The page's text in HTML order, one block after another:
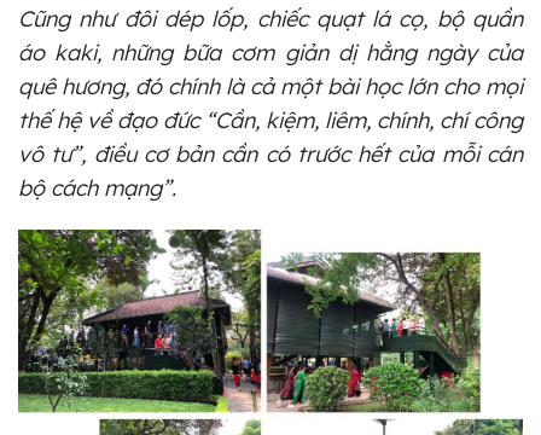
Cũng như đôi dép lốp, chiếc quạt lá cọ, bộ quần
áo kaki, những bữa cơm giản dị hằng ngày của
quê hương, đó chính là cả một bài học lớn cho mọi
thế hệ về đạo đức “Cần, kiệm, liêm, chính, chí công
vô tư”, điều cơ bản cần có trước hết của mỗi cán
bộ cách mạng”.